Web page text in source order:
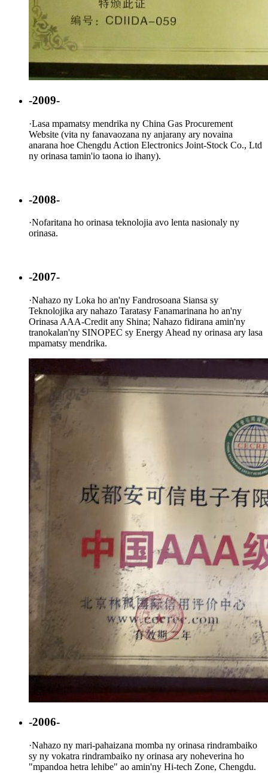
-2009-
·Lasa mpamatsy mendrika ny China Gas Procurement
Website (vita ny fanavaozana ny anjarany ary novaina
anarana hoe Chengdu Action Electronics Joint-Stock Co., Ltd
ny orinasa tamin'io taona io ihany).
-2008-
·Nofaritana ho orinasa teknolojia avo lenta nasionaly ny
orinasa.
-2007-
·Nahazo ny Loka ho an'ny Fandrosoana Siansa sy
Teknolojika ary nahazo Taratasy Fanamarinana ho an'ny
Orinasa AAA-Credit any Shina; Nahazo fidirana amin'ny
tranokalan'ny SINOPEC sy Energy Ahead ny orinasa ary lasa
mpamatsy mendrika.
-2006-
·Nahazo ny mari-pahaizana momba ny orinasa rindrambaiko
sy ny vokatra rindrambaiko ny orinasa ary noheverina ho
"mpandoa hetra lehibe" ao amin'ny Hi-tech Zone, Chengdu.